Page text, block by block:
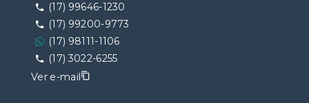
(17) 99646-1230
(17) 99200-9773
(17) 98111-1106
(17) 3022-6255
Ver e-mail